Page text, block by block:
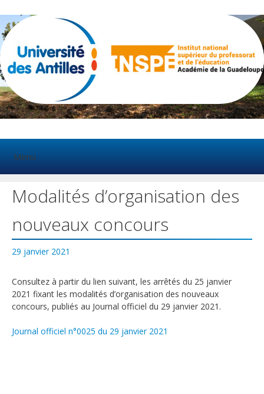
au
contenu
Menu
Modalités d’organisation des
nouveaux concours
29 janvier 2021
Consultez à partir du lien suivant, les arrêtés du 25 janvier
2021 fixant les modalités d’organisation des nouveaux
concours, publiés au Journal officiel du 29 janvier 2021.
Journal officiel n°0025 du 29 janvier 2021